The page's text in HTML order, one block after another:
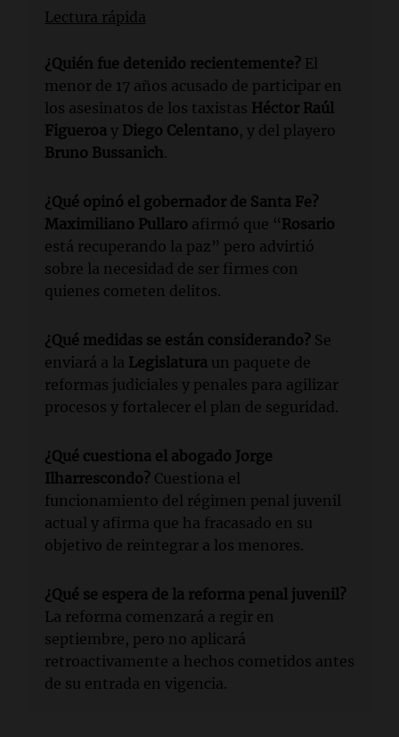
Lectura rápida
¿Quién fue detenido recientemente? El
menor de 17 años acusado de participar en
los asesinatos de los taxistas Héctor Raúl
Figueroa y Diego Celentano, y del playero
Bruno Bussanich.
¿Qué opinó el gobernador de Santa Fe?
Maximiliano Pullaro afirmó que “Rosario
está recuperando la paz” pero advirtió
sobre la necesidad de ser firmes con
quienes cometen delitos.
¿Qué medidas se están considerando? Se
enviará a la Legislatura un paquete de
reformas judiciales y penales para agilizar
procesos y fortalecer el plan de seguridad.
¿Qué cuestiona el abogado Jorge
Ilharrescondo? Cuestiona el
funcionamiento del régimen penal juvenil
actual y afirma que ha fracasado en su
objetivo de reintegrar a los menores.
¿Qué se espera de la reforma penal juvenil?
La reforma comenzará a regir en
septiembre, pero no aplicará
retroactivamente a hechos cometidos antes
de su entrada en vigencia.